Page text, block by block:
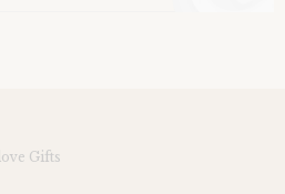
Gifts